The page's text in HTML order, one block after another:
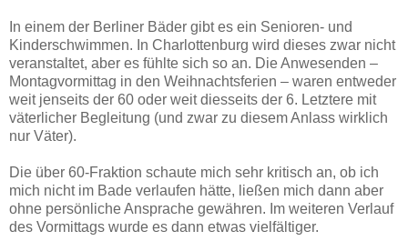
In einem der Berliner Bäder gibt es ein Senioren- und
Kinderschwimmen. In Charlottenburg wird dieses zwar nicht
veranstaltet, aber es fühlte sich so an. Die Anwesenden –
Montagvormittag in den Weihnachtsferien – waren entweder
weit jenseits der 60 oder weit diesseits der 6. Letztere mit
väterlicher Begleitung (und zwar zu diesem Anlass wirklich
nur Väter).
Die über 60-Fraktion schaute mich sehr kritisch an, ob ich
mich nicht im Bade verlaufen hätte, ließen mich dann aber
ohne persönliche Ansprache gewähren. Im weiteren Verlauf
des Vormittags wurde es dann etwas vielfältiger.